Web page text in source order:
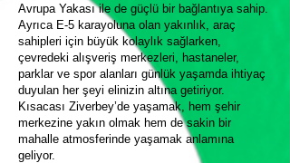
Avrupa Yakası ile de güçlü bir bağlantıya sahip.
Ayrıca E-5 karayoluna olan yakınlık, araç
sahipleri için büyük kolaylık sağlarken,
çevredeki alışveriş merkezleri, hastaneler,
parklar ve spor alanları günlük yaşamda ihtiyaç
duyulan her şeyi elinizin altına getiriyor.
Kısacası Ziverbey’de yaşamak, hem şehir
merkezine yakın olmak hem de sakin bir
mahalle atmosferinde yaşamak anlamına
geliyor.